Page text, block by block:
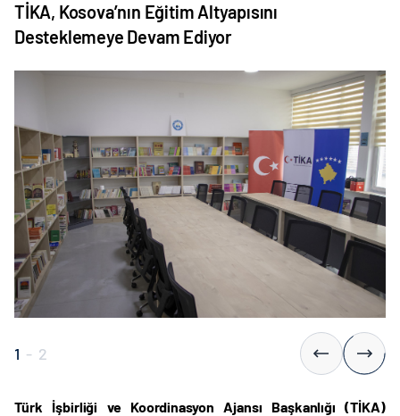
TİKA, Kosova’nın Eğitim Altyapısını
Desteklemeye Devam Ediyor
1 - 2
Türk İşbirliği ve Koordinasyon Ajansı Başkanlığı (TİKA)